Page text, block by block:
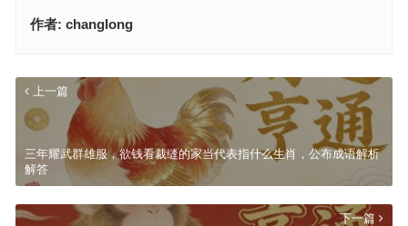
作者: changlong
上一篇
三年耀武群雄服，欲钱看裁缝的家当代表指什么生肖，公布成语解析
解答
下一篇